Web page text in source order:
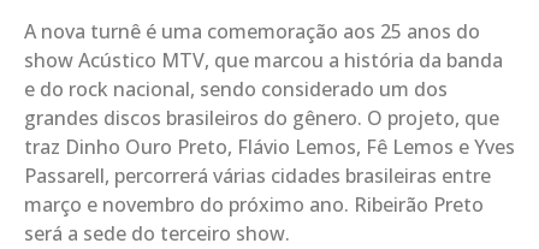
A nova turnê é uma comemoração aos 25 anos do
show Acústico MTV, que marcou a história da banda
e do rock nacional, sendo considerado um dos
grandes discos brasileiros do gênero. O projeto, que
traz Dinho Ouro Preto, Flávio Lemos, Fê Lemos e Yves
Passarell, percorrerá várias cidades brasileiras entre
março e novembro do próximo ano. Ribeirão Preto
será a sede do terceiro show.